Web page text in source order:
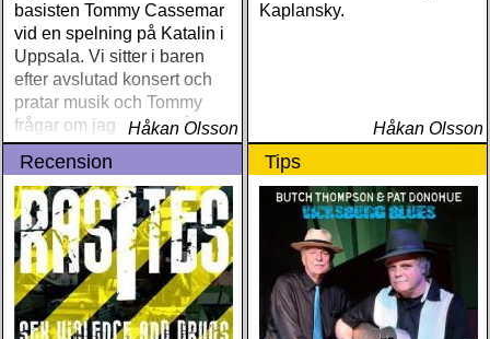
basisten Tommy Cassemar
vid en spelning på Katalin i
Uppsala. Vi sitter i baren
efter avslutad konsert och
pratar musik och Tommy
frågar om jag spelar något
instrument
Håkan Olsson
Kaplansky.
Håkan Olsson
Recension Tips